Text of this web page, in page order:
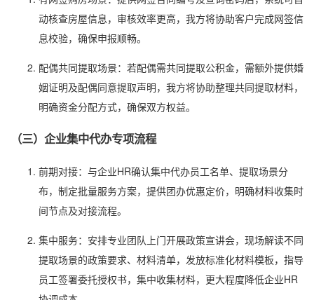
动核查房屋信息，审核效率更高，我方将协助客户完成网签信
息校验，确保申报顺畅。
配偶共同提取场景：若配偶需共同提取公积金，需额外提供婚
姻证明及配偶同意提取声明，我方将协助整理共同提取材料，
明确资金分配方式，确保双方权益。
（三）企业集中代办专项流程
前期对接：与企业HR确认集中代办员工名单、提取场景分
布，制定批量服务方案，提供团办优惠定价，明确材料收集时
间节点及对接流程。
集中服务：安排专业团队上门开展政策宣讲会，现场解读不同
提取场景的政策要求、材料清单，发放标准化材料模板，指导
员工签署委托授权书，集中收集材料，更大程度降低企业HR